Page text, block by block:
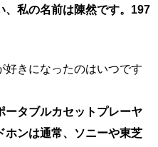
、私の名前は陳然です。197
好きになったのはいつです
ータブルカセットプレーヤ
ホンは通常、ソニーや東芝